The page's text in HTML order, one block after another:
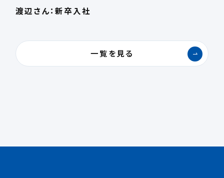
渡辺さん：新卒入社
一覧を見る